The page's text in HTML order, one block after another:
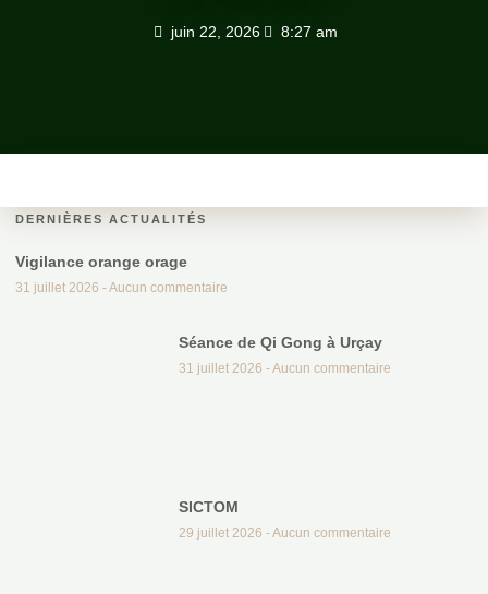
juin 22, 2026 8:27 am
DERNIÈRES ACTUALITÉS
Vigilance orange orage
31 juillet 2026 Aucun commentaire
Séance de Qi Gong à Urçay
31 juillet 2026 Aucun commentaire
SICTOM
29 juillet 2026 Aucun commentaire